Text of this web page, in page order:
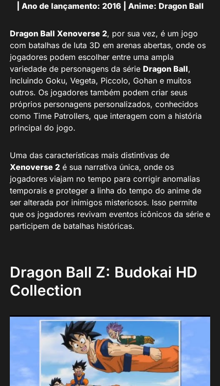
| Ano de lançamento: 2016 | Anime: Dragon Ball
Dragon Ball Xenoverse 2, por sua vez, é um jogo
com batalhas de luta 3D em arenas abertas, onde os
jogadores podem escolher entre uma ampla
variedade de personagens da série Dragon Ball,
incluindo Goku, Vegeta, Piccolo, Gohan e muitos
outros. Os jogadores também podem criar seus
próprios personagens personalizados, conhecidos
como Time Patrollers, que interagem com a história
principal do jogo.
Uma das características mais distintivas de
Xenoverse 2 é sua narrativa única, onde os
jogadores viajam no tempo para corrigir anomalias
temporais e proteger a linha do tempo do anime de
ser alterada por inimigos misteriosos. Isso permite
que os jogadores revivam eventos icônicos da série e
participem de batalhas históricas.
Dragon Ball Z: Budokai HD
Collection